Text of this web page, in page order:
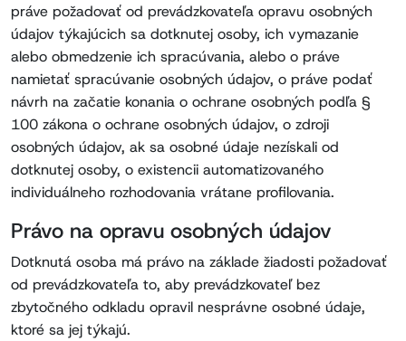
práve požadovať od prevádzkovateľa opravu osobných
údajov týkajúcich sa dotknutej osoby, ich vymazanie
alebo obmedzenie ich spracúvania, alebo o práve
namietať spracúvanie osobných údajov, o práve podať
návrh na začatie konania o ochrane osobných podľa §
100 zákona o ochrane osobných údajov, o zdroji
osobných údajov, ak sa osobné údaje nezískali od
dotknutej osoby, o existencii automatizovaného
individuálneho rozhodovania vrátane profilovania.
Právo na opravu osobných údajov
Dotknutá osoba má právo na základe žiadosti požadovať
od prevádzkovateľa to, aby prevádzkovateľ bez
zbytočného odkladu opravil nesprávne osobné údaje,
ktoré sa jej týkajú.